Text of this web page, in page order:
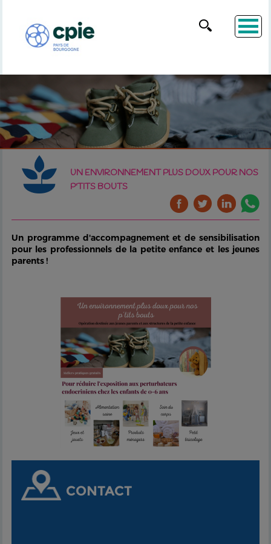
UN ENVIRONNEMENT PLUS DOUX POUR NOS
P'TITS BOUTS
Un programme d'accompagnement et de sensibilisation
pour les professionnels de la petite enfance et les jeunes
parents !
CONTACT